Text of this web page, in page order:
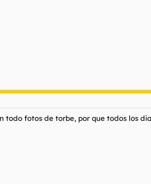
todo fotos de torbe, por que todos los